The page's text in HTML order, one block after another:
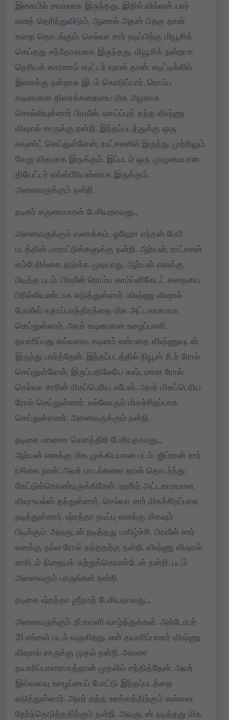
இசையில் சவாலாக இருந்தது. இதில் வில்லன் யார்
எனத் தெரிந்துவிடும், ஆனால் அதன் பிறகு தான்
கதை தொடங்கும். செல்வா சார் நடிப்பிற்கு மியூசிக்
செய்தது சந்தோசமாக இருந்தது. மியூசிக் நன்றாக
தெரியக் காரணம் எடிட்டர் ஷான் தான். எடிட்டிங்கில்
இசைக்கு நன்றாக இடம் கொடுப்பார். ரொம்ப
கடினமான திரைக்கதையை மிக அழகாக
சொல்லியுள்ளார் பிரவீன். வாய்ப்புத் தந்த விஷ்ணு
விஷால் சாருக்கு நன்றி. இந்தப்படத்துக்கு ஒரு
சவுண்ட் செய்துள்ளேன், ராட்சசனில் இருந்து முற்றிலும்
வேறு விதமாக இருக்கும். இப்படம் ஒரு முழுமையான
தியேட்டர் எக்ஸ்பீரியன்ஸாக இருக்கும்.
அனைவருக்கும் நன்றி.
நடிகர் கருணாகரன் பேசியதாவது..,
அனைவருக்கும் வணக்கம். ஓஹோ எந்தன் பேபி
படத்தின் பாராட்டுக்களுக்கு நன்றி. ஆர்யன், ராட்சசன்
கம்பேரிங்கை தடுக்க முடியாது. ஆர்யன் எனக்கு
பிடித்த படம். பிரவீன் ரொம்ப காம்ப்ளிகேடட் கதையை
பிரில்லியண்டாக எடுத்துள்ளார். விஷ்ணு விஷால்
போலீஸ் கதாப்பாத்திரத்தை மிக அட்டகாசமாக
செய்துள்ளார். அவர் கடினமான உழைப்பாளி.
தயாரிப்பது எவ்வளவு கடினம் என்பதை விஷ்ணுவுடன்
இருந்து பார்த்தேன். இந்தப்படத்தில் நியூஸ் ரீடர் ரோல்
செய்துள்ளேன், இருப்பதிலேயே கஷ்டமான ரோல்.
செல்வா சாரின் மிகப்பெரிய ஃபேன். அவர் மிகப்பெரிய
ரோல் செய்துள்ளார். எல்லோரும் மிகச்சிறப்பாக
செய்துள்ளனர். அனைவருக்கும் நன்றி.
நடிகை மானசா சௌத்திரி பேசியதாவது..,
ஆர்யன் எனக்கு மிக முக்கியமான படம். ஜிப்ரான் சார்
ரசிகை நான். அவர் பாடல்களை தான் தொடர்ந்து
கேட்டுக்கொண்டிருக்கிறேன். ஹரீஷ் அட்டகாசமான
விஷுவல்ஸ் தந்துள்ளார். செல்வா சார் மிகச்சிறப்பாக
நடித்துள்ளார். ஷ்ரத்தா நடிப்பு எனக்கு மிகவும்
பிடிக்கும். அவருடன் நடித்தது மகிழ்ச்சி. பிரவீன் சார்
எனக்கு நல்ல ரோல் தந்ததற்கு நன்றி. விஷ்ணு விஷால்
சாரிடம் நிறையக் கற்றுக்கொண்டேன் நன்றி. படம்
அனைவரும் பாருங்கள் நன்றி.
நடிகை ஷ்ரத்தா ஶ்ரீநாத் பேசியதாவது..,
அனைவருக்கும் தீபாவளி வாழ்த்துக்கள். அக்டோபர்
31 எங்கள் படம் வருகிறது. என் தயாரிப்பாளர் விஷ்ணு
விஷால் சாருக்கு முதல் நன்றி. அவரை
தயாரிப்பாளராகத்தான் முதலில் சந்தித்தேன். அவர்
இவ்வளவு உழைப்பைப் போட்டு இந்தப்படத்தை
எடுத்துள்ளார். அவர் தந்த ஊக்கத்திற்கும் என்னை
தேர்ந்தெடுத்ததிற்கும் நன்றி. அவருடன் நடித்தது மிக